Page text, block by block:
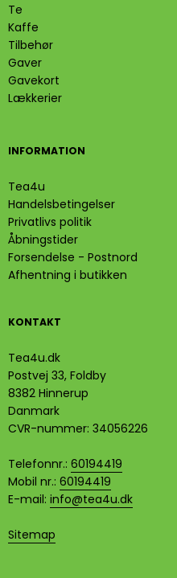
Te
Kaffe
Tilbehør
Gaver
Gavekort
Lækkerier
INFORMATION
Tea4u
Handelsbetingelser
Privatlivs politik
Åbningstider
Forsendelse - Postnord
Afhentning i butikken
KONTAKT
Tea4u.dk
Postvej 33, Foldby
8382 Hinnerup
Danmark
CVR-nummer: 34056226
Telefonnr.: 60194419
Mobil nr.: 60194419
E-mail: info@tea4u.dk
Sitemap